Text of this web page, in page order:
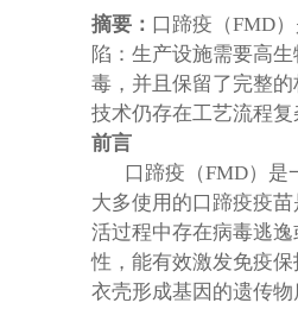
摘要： 口蹄疫（FMD
陷：生产设施需要高
毒，并且保留了完整
技术仍存在工艺流程
前言
口蹄疫（FMD）是
大多使用的口蹄疫疫
活过程中存在病毒逃
性，能有效激发免疫
衣壳形成基因的遗传